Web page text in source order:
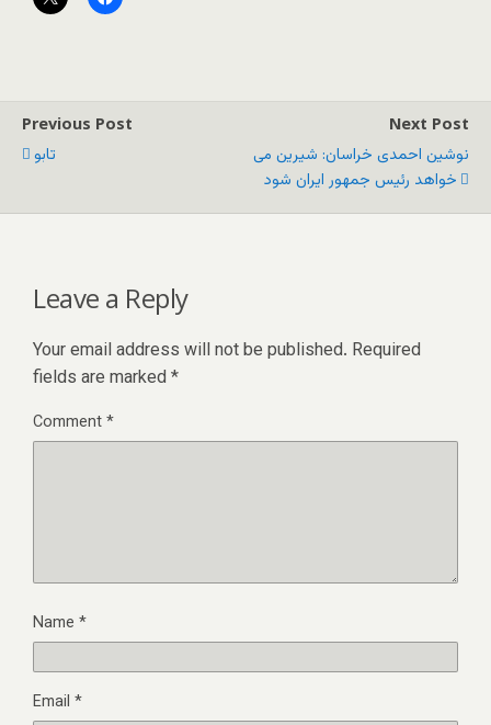
Previous Post
تابو
Next Post
نوشین احمدی خراسان: شیرین می
خواهد رئیس جمهور ایران شود
Leave a Reply
Your email address will not be published. Required
fields are marked *
Comment*
Name *
Email *